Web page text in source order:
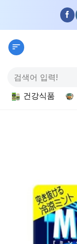
content
색:
건강식품